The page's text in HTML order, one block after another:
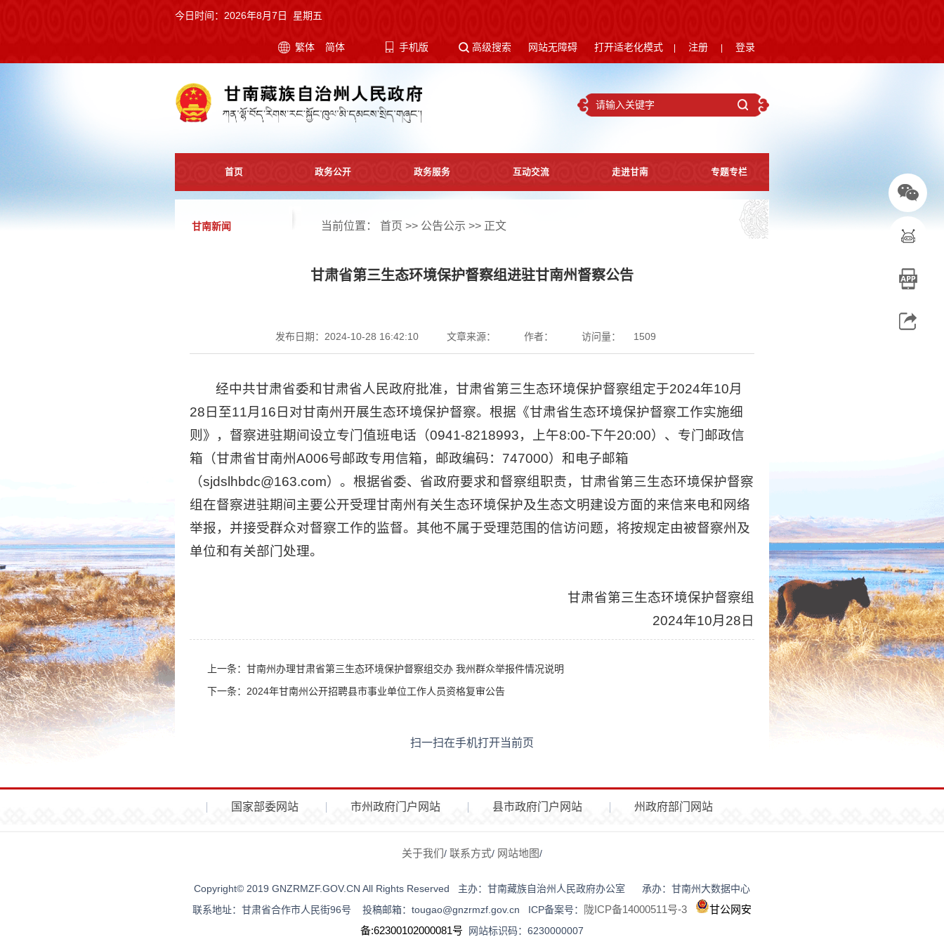
今日时间： 2026年8月7日 星期五
简体
繁体 手机版 高级搜索 网站无障碍 打开适老化模式 注册 登录
首页 政务公开 政务服务 互动交流 走进甘南 专题专栏
甘南新闻 当前位置： 首页 >> 公告公示 >> 正文
甘肃省第三生态环境保护督察组进驻甘南州督察公告
发布日期：2024-10-28 16:42:10 文章来源： 作者： 访问量： 1509
经中共甘肃省委和甘肃省人民政府批准，甘肃省第三生态环境保护督察组定于2024年10月
28日至11月16日对甘南州开展生态环境保护督察。根据《甘肃省生态环境保护督察工作实施细
则》，督察进驻期间设立专门值班电话（0941-8218993，上午8:00-下午20:00）、专门邮政信
箱（甘肃省甘南州A006号邮政专用信箱，邮政编码：747000）和电子邮箱
（sjdslhbdc@163.com）。根据省委、省政府要求和督察组职责，甘肃省第三生态环境保护督察
组在督察进驻期间主要公开受理甘南州有关生态环境保护及生态文明建设方面的来信来电和网络
举报，并接受群众对督察工作的监督。其他不属于受理范围的信访问题，将按规定由被督察州及
单位和有关部门处理。
甘肃省第三生态环境保护督察组
2024年10月28日
上一条： 甘南州办理甘肃省第三生态环境保护督察组交办 我州群众举报件情况说明
下一条： 2024年甘南州公开招聘县市事业单位工作人员资格复审公告
扫一扫在手机打开当前页
国家部委网站 市州政府门户网站 县市政府门户网站 州政府部门网站
关于我们/ 联系方式/ 网站地图/
Copyright© 2019 GNZRMZF.GOV.CN All Rights Reserved 主办：甘南藏族自治州人民政府办公室 承办：甘南州大数据中心
联系地址：甘肃省合作市人民街96号 投稿邮箱：tougao@gnzrmzf.gov.cn ICP备案号：
陇ICP备14000511号-3
甘公网安
备:62300102000081号 网站标识码：6230000007